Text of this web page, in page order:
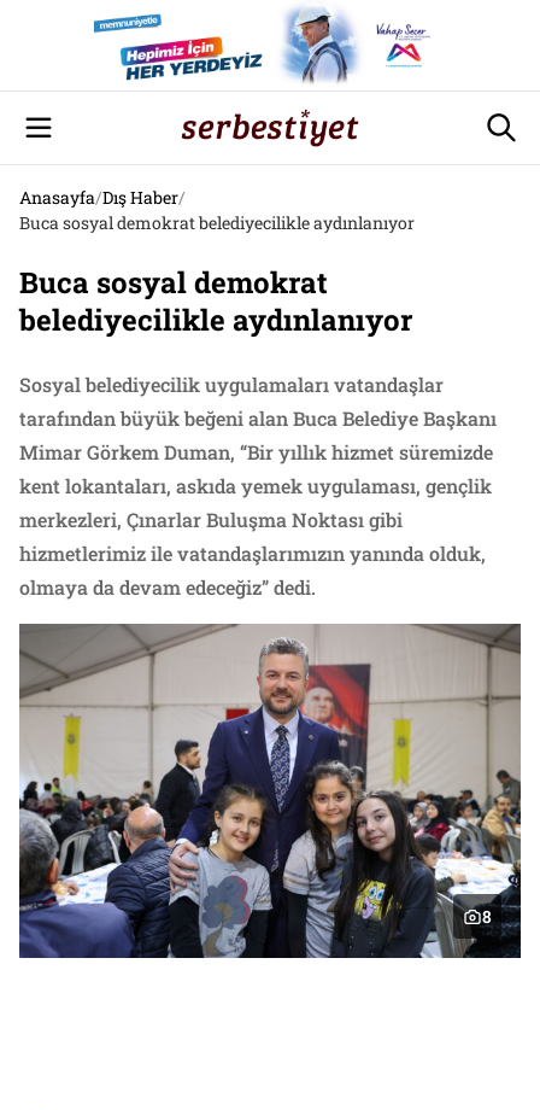
Anasayfa/Dış Haber/
Buca sosyal demokrat belediyecilikle aydınlanıyor
Buca sosyal demokrat
belediyecilikle aydınlanıyor
Sosyal belediyecilik uygulamaları vatandaşlar
tarafından büyük beğeni alan Buca Belediye Başkanı
Mimar Görkem Duman, “Bir yıllık hizmet süremizde
kent lokantaları, askıda yemek uygulaması, gençlik
merkezleri, Çınarlar Buluşma Noktası gibi
hizmetlerimiz ile vatandaşlarımızın yanında olduk,
olmaya da devam edeceğiz” dedi.
8